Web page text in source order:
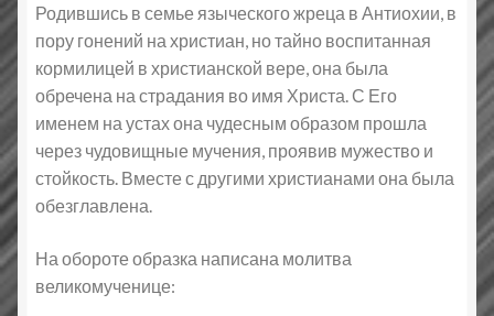
Родившись в семье языческого жреца в Антиохии, в
пору гонений на христиан, но тайно воспитанная
кормилицей в христианской вере, она была
обречена на страдания во имя Христа. С Его
именем на устах она чудесным образом прошла
через чудовищные мучения, проявив мужество и
стойкость. Вместе с другими христианами она была
обезглавлена.
На обороте образка написана молитва
великомученице: